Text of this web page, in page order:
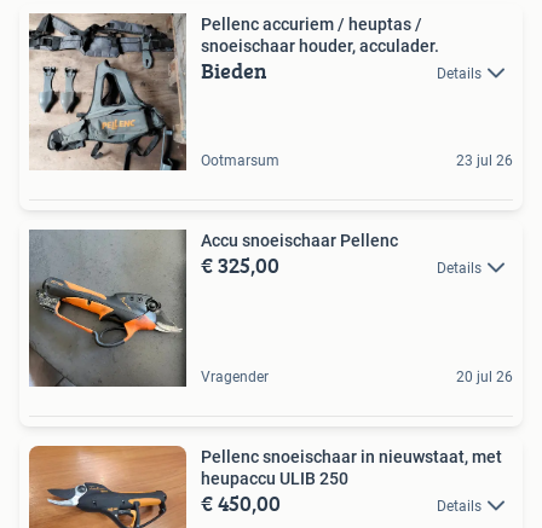
Pellenc accuriem / heuptas /
snoeischaar houder, acculader.
Bieden Details
Ootmarsum 23 jul 26
Accu snoeischaar Pellenc
€ 325,00 Details
Vragender 20 jul 26
Pellenc snoeischaar in nieuwstaat, met
heupaccu ULIB 250
€ 450,00 Details